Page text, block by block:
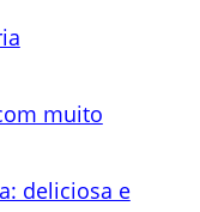
muito
deliciosa e